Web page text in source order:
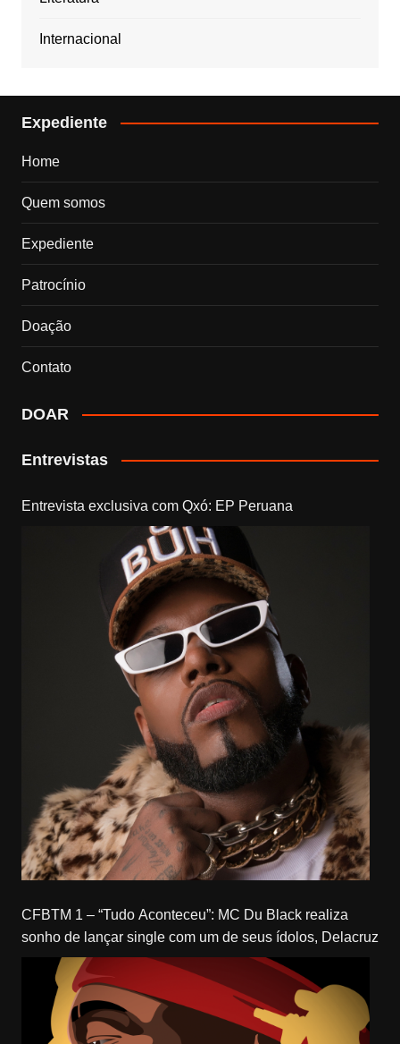
Internacional
Expediente
Home
Quem somos
Expediente
Patrocínio
Doação
Contato
DOAR
Entrevistas
Entrevista exclusiva com Qxó: EP Peruana
CFBTM 1 – “Tudo Aconteceu”: MC Du Black realiza
sonho de lançar single com um de seus ídolos, Delacruz